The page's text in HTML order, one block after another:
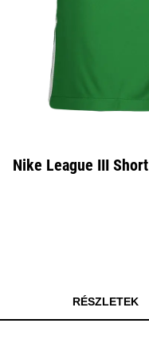
Nike League III Short
RÉSZLETEK